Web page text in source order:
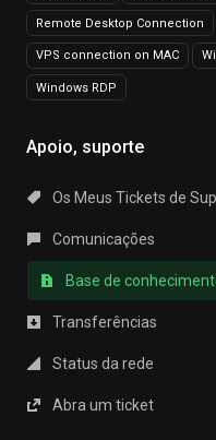
Remote Desktop Connection
VPS connection on MAC
Windows RDP
Apoio, suporte
Os Meus Tickets de
Comunicações
Base de
Transferências
Status da rede
Abra um ticket